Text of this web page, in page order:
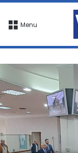
Menu